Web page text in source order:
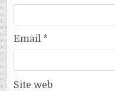
Email *
Site web